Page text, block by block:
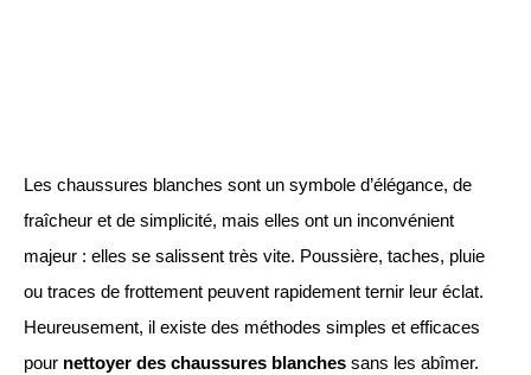
Les chaussures blanches sont un symbole d’élégance, de
fraîcheur et de simplicité, mais elles ont un inconvénient
majeur : elles se salissent très vite. Poussière, taches, pluie
ou traces de frottement peuvent rapidement ternir leur éclat.
Heureusement, il existe des méthodes simples et efficaces
pour nettoyer des chaussures blanches sans les abîmer.